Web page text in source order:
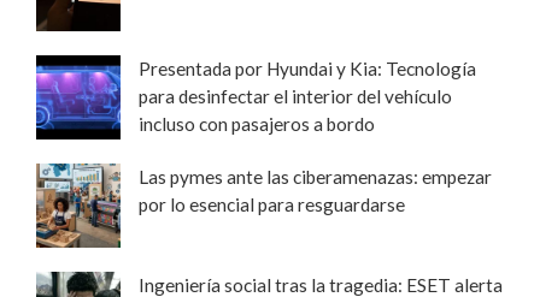
Presentada por Hyundai y Kia: Tecnología
para desinfectar el interior del vehículo
incluso con pasajeros a bordo
Las pymes ante las ciberamenazas: empezar
por lo esencial para resguardarse
Ingeniería social tras la tragedia: ESET alerta